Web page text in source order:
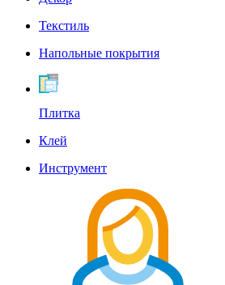
Текстиль
Напольные покрытия
Плитка
Клей
Инструмент